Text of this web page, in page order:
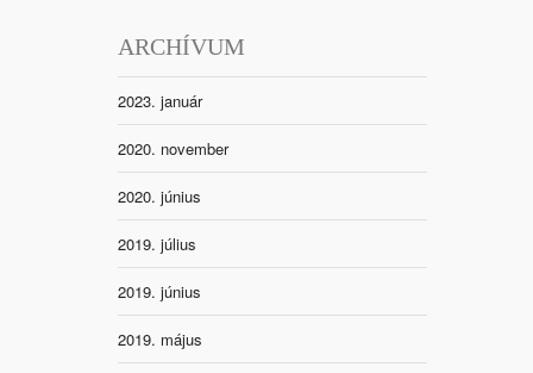
ARCHÍVUM
2023. január
2020. november
2020. június
2019. július
2019. június
2019. május